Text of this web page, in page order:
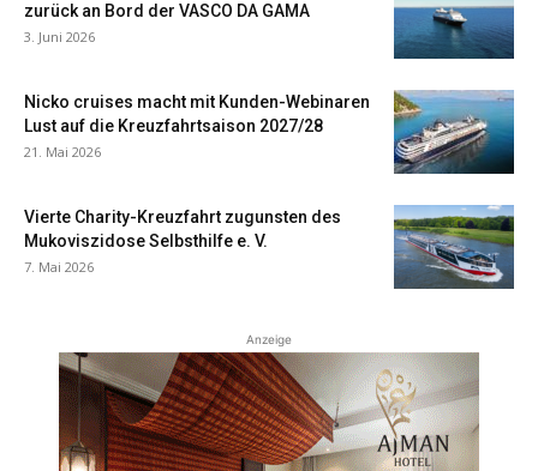
zurück an Bord der VASCO DA GAMA
3. Juni 2026
Nicko cruises macht mit Kunden-Webinaren
Lust auf die Kreuzfahrtsaison 2027/28
21. Mai 2026
Vierte Charity-Kreuzfahrt zugunsten des
Mukoviszidose Selbsthilfe e. V.
7. Mai 2026
Anzeige